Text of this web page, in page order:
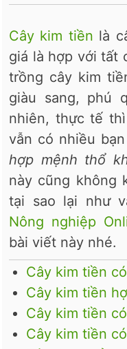
Cây kim tiền là
giá là hợp với tất
trồng cây kim
giàu sang, phú
nhiên, thực tế
vẫn có nhiều
hợp mệnh thổ
này cũng không
tại sao lại như
Nông nghiệp
bài viết này nhé.
Cây kim tiền
Cây kim tiền
Cây kim tiền
Cây kim tiền